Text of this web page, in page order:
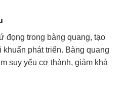
đọng trong bàng quang, tạo
phát triển. Bàng quang
suy yếu cơ thành, giảm khả